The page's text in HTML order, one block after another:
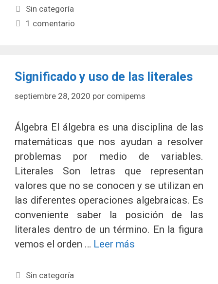
Categorías
Sin categoría
1 comentario
Significado y uso de las literales
septiembre 28, 2020 por comipems
Álgebra El álgebra es una disciplina de las
matemáticas que nos ayudan a resolver
problemas por medio de variables.
Literales Son letras que representan
valores que no se conocen y se utilizan en
las diferentes operaciones algebraicas. Es
conveniente saber la posición de las
literales dentro de un término. En la figura
vemos el orden … Leer más
Categorías
Sin categoría